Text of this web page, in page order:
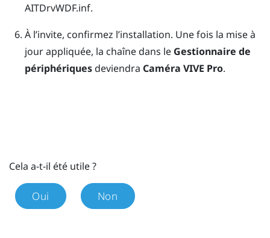
AITDrvWDF.inf.
À l’invite, confirmez l’installation. Une fois la mise à
jour appliquée, la chaîne dans le Gestionnaire de
périphériquesdeviendra Caméra VIVE Pro.
Cela a-t-il été utile ?
Oui Non